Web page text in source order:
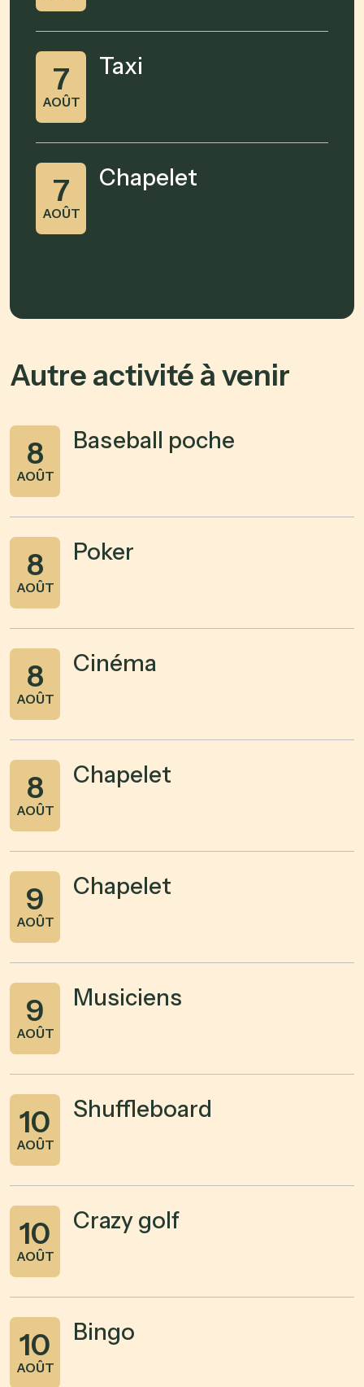
7
AOÛT
Taxi
7
AOÛT
Chapelet
Autre activité à venir
8
AOÛT
Baseball poche
8
AOÛT
Poker
8
AOÛT
Cinéma
8
AOÛT
Chapelet
9
AOÛT
Chapelet
9
AOÛT
Musiciens
10
AOÛT
Shuffleboard
10
AOÛT
Crazy golf
10
AOÛT
Bingo